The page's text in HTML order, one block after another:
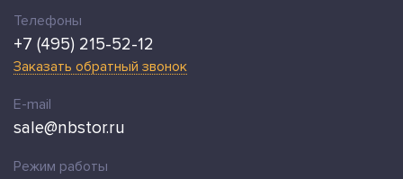
Телефоны
+7 (495) 215-52-12
Заказать обратный звонок
E-mail
sale@nbstor.ru
Режим работы